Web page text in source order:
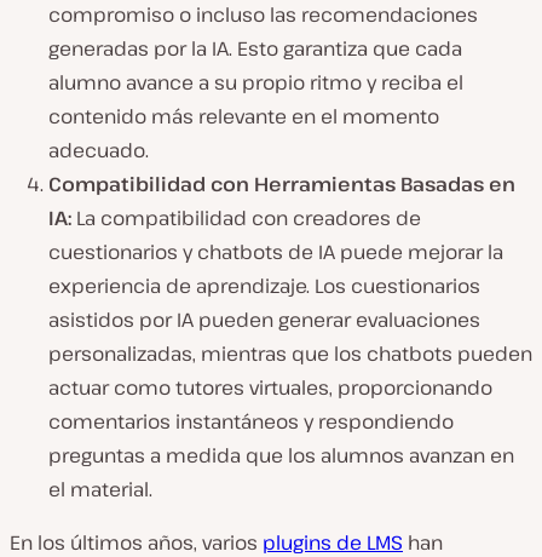
compromiso o incluso las recomendaciones
generadas por la IA. Esto garantiza que cada
alumno avance a su propio ritmo y reciba el
contenido más relevante en el momento
adecuado.
Compatibilidad con Herramientas Basadas en
IA: La compatibilidad con creadores de
cuestionarios y chatbots de IA puede mejorar la
experiencia de aprendizaje. Los cuestionarios
asistidos por IA pueden generar evaluaciones
personalizadas, mientras que los chatbots pueden
actuar como tutores virtuales, proporcionando
comentarios instantáneos y respondiendo
preguntas a medida que los alumnos avanzan en
el material.
En los últimos años, varios plugins de LMS han